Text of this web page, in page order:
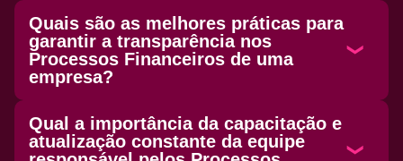
Quais são as melhores práticas para
garantir a transparência nos
Processos Financeiros de uma
empresa?
Qual a importância da capacitação e
atualização constante da equipe